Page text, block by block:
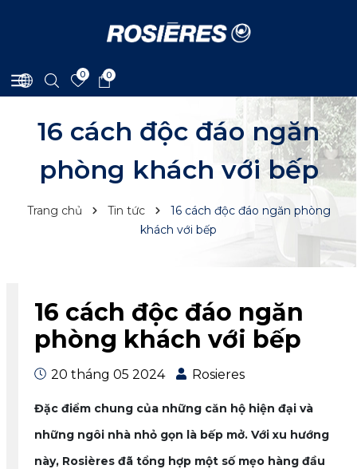
0 0
16 cách độc đáo ngăn
phòng khách với bếp
Trang chủ Tin tức
16 cách độc đáo ngăn phòng
khách với bếp
16 cách độc đáo ngăn
phòng khách với bếp
20 tháng 05 2024 Rosieres
Đặc điểm chung của những căn hộ hiện đại và
những ngôi nhà nhỏ gọn là bếp mở. Với xu hướng
này, Rosières đã tổng hợp một số mẹo hàng đầu